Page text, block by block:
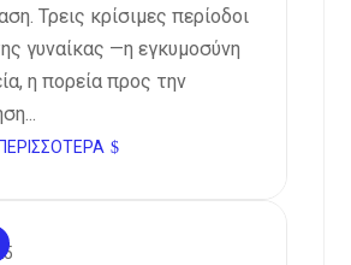
Τρεις κρίσιμες περίοδοι
γυναίκας —η εγκυμοσύνη
η πορεία προς την